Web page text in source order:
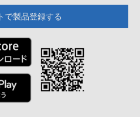
で製品登録する